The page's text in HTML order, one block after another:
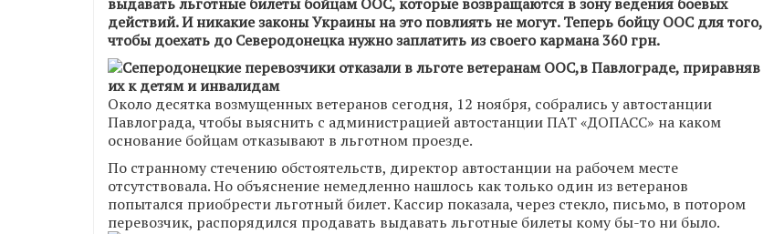
действий. И никакие законы Украины на это повлиять не могут. Теперь бойцу ООС для того,
чтобы доехать до Северодонецка нужно заплатить из своего кармана 360 грн.
Около десятка возмущенных ветеранов сегодня, 12 ноября, собрались у автостанции
Павлограда, чтобы выяснить с администрацией автостанции ПАТ «ДОПАСС» на каком
основание бойцам отказывают в льготном проезде.
По странному стечению обстоятельств, директор автостанции на рабочем месте
отсутствовала. Но объяснение немедленно нашлось как только один из ветеранов
попытался приобрести льготный билет. Кассир показала, через стекло, письмо, в потором
перевозчик, распорядился продавать выдавать льготные билеты кому бы-то ни было.